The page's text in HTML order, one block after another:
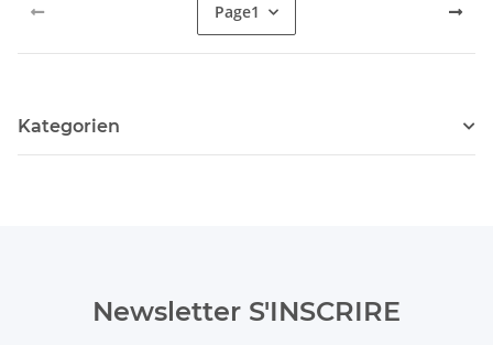
Page1
Kategorien
Newsletter S'INSCRIRE